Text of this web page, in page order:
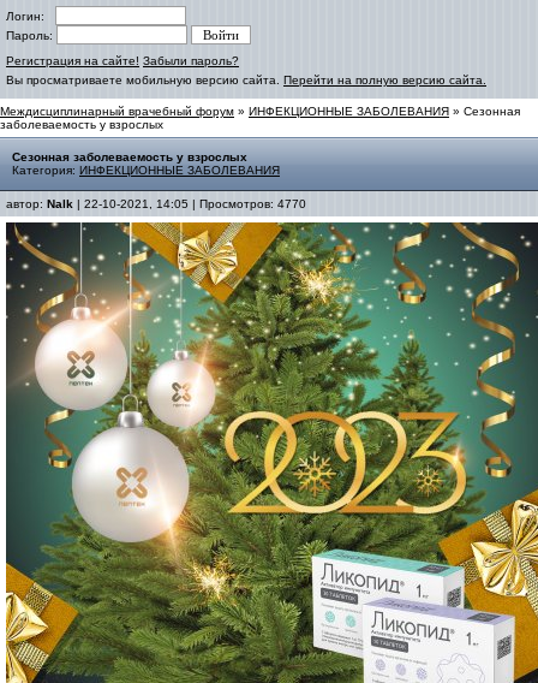
Логин:
Пароль:
Регистрация на сайте! Забыли пароль?
Вы просматриваете мобильную версию сайта. Перейти на полную версию сайта.
Междисциплинарный врачебный форум » ИНФЕКЦИОННЫЕ ЗАБОЛЕВАНИЯ » Сезонная
заболеваемость у взрослых
Сезонная заболеваемость у взрослых
Категория: ИНФЕКЦИОННЫЕ ЗАБОЛЕВАНИЯ
автор: Nalk | 22-10-2021, 14:05 | Просмотров: 4770